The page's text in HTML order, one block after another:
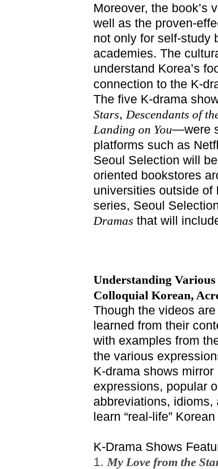
Moreover, the book’s
well as the proven-
not only for self-study
academies. The
understand Korea’s
connection to the K-
The five K-drama
Stars, Descendants of
Landing on You—were
platforms such as
Seoul Selection will
oriented bookstores
universities outside of
series, Seoul
Dramas that will
Understanding
Colloquial Korean,
Though the videos
learned from their
with examples from
the various
K-drama shows
expressions, popular
abbreviations,
learn “real-life”
K-Drama Shows
1. My Love from the